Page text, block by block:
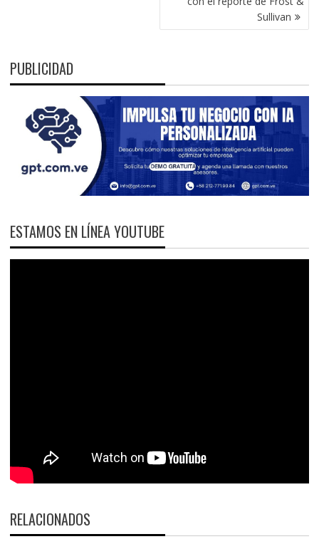
Sullivan
PUBLICIDAD
ESTAMOS EN LÍNEA YOUTUBE
RELACIONADOS